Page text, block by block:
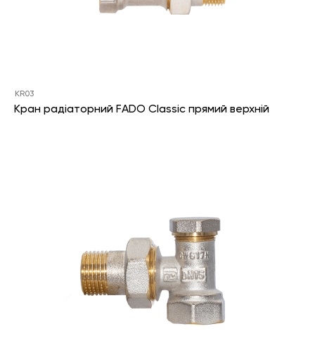
KR03
Кран радіаторний FADO Classic прямий верхній